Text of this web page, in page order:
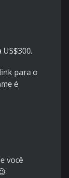
para o
é
você